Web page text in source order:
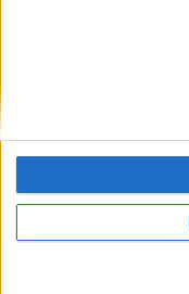
Suscribir